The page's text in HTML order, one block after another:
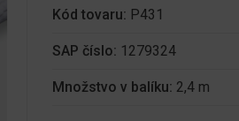
Kód tovaru: P431
SAP číslo: 1279324
Množstvo v balíku: 2,4 m